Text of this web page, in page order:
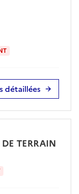
détaillées
TERRAIN